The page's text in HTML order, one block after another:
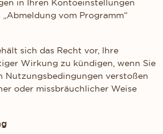
in Ihren Kontoeinstellungen
vom Programm“
sich das Recht vor, Ihre
Wirkung zu kündigen, wenn Sie
Nutzungsbedingungen verstoßen
oder missbräuchlicher Weise